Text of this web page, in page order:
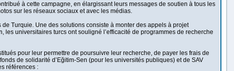
à cette campagne, en élargissant leurs messages de soutien à tous les
sur les réseaux sociaux et avec les médias.
Turquie. Une des solutions consiste à monter des appels à projet
universitaires turcs ont souligné l’efficacité de programmes de recherche
pour leur permettre de poursuivre leur recherche, de payer les frais de
de solidarité d’Eğitim-Sen (pour les universités publiques) et de SAV
références :